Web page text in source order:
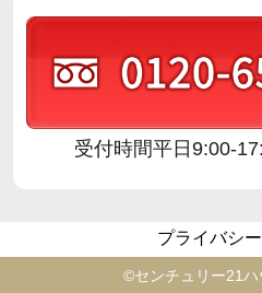
受付時間平日9:00-
プライバシ
©️センチュリー21ハ